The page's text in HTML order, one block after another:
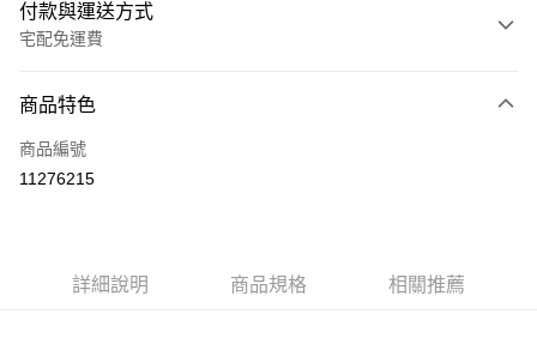
付款與運送方式
宅配免運費
信用卡一次付款
LINE Pay
ATM付款
商品特色
商品編號
11276215
詳細說明 商品規格 相關推薦